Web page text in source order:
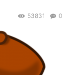
0
53831